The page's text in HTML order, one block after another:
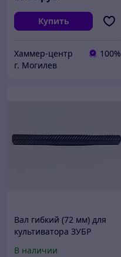
Купить
Хаммер-центр
100%
г. Могилев
Вал гибкий (72 мм) для
культиватора ЗУБР
В наличии